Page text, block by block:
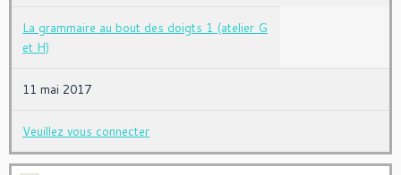
La grammaire au bout des doigts 1 (atelier G
et H)
11 mai 2017
Veuillez vous connecter